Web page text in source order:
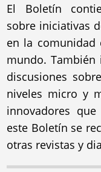
El Boletín
sobre iniciativas
en la comunidad
mundo. También
discusiones
niveles micro y
innovadores
este Boletín se
otras revistas y